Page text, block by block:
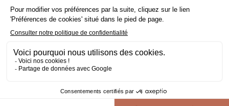
Lapose du parquet massifest une opération délicate
nécessiter l'intervention d'un professionnel, mais peut aussi être
effectuée par des bricoleurs de bon niveau. Les qualités
précautions à respecter impérativement dans toutes les phases
de mise en œuvre : avant, pendant et après la pose.